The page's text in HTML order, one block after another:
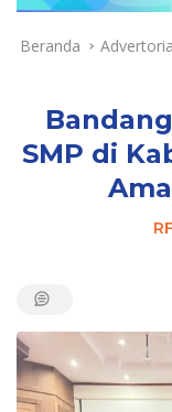
Beranda
SMP di